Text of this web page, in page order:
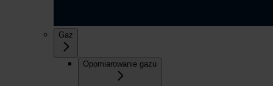
Gaz
Opomiarowanie gazu